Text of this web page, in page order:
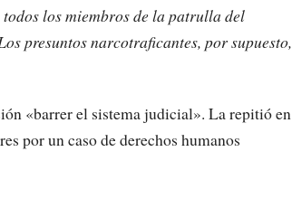
los miembros de la patrulla del
presuntos narcotraficantes, por supuesto,
«barrer el sistema judicial». La repitió en
por un caso de derechos humanos